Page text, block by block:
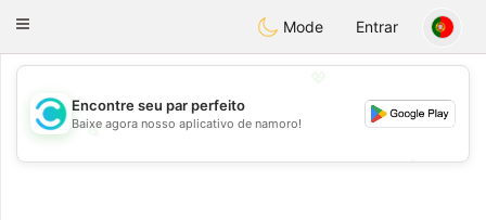
olombiaCitas
Toggle
Mode Entrar
💖
💕
Encontre seu par perfeito
Baixe agora nosso aplicativo de namoro!